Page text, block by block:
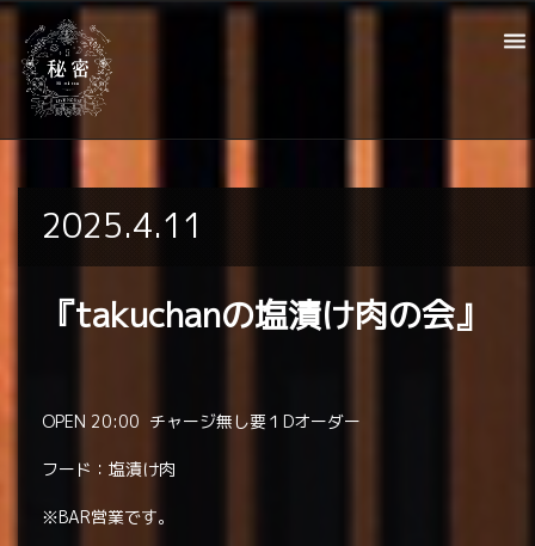
2025.4.11
『takuchanの塩漬け肉の会』
OPEN 20:00 チャージ無し要１Dオーダー
フード：塩漬け肉
※BAR営業です。